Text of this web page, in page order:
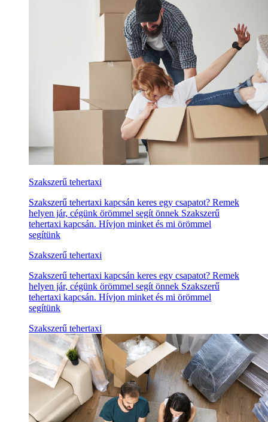
Szakszerű tehertaxi
Szakszerű tehertaxi kapcsán keres egy csapatot? Remek
helyen jár, cégünk örömmel segít önnek Szakszerű
tehertaxi kapcsán. Hívjon minket és mi örömmel
segítünk
Szakszerű tehertaxi
Szakszerű tehertaxi kapcsán keres egy csapatot? Remek
helyen jár, cégünk örömmel segít önnek Szakszerű
tehertaxi kapcsán. Hívjon minket és mi örömmel
segítünk
Szakszerű tehertaxi